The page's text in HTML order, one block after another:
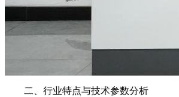
二、行业特点与技术参数分析